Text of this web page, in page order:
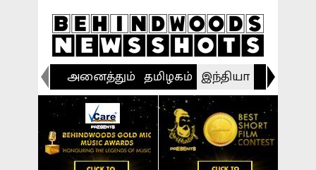
அனைத்தும் தமிழகம் இந்தியா